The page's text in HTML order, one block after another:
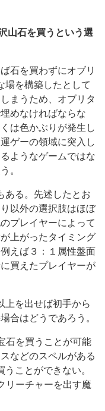
山石を買うという選
石を買わずにオブリ
場を構築したとして
まうため、オブリタ
めなければならな
は色かぶりが発生し
ゲーの領域に突入し
ようなゲームではな
。
ある。先述したとお
以外の選択肢はほぼ
プレイヤーによって
上がったタイミング
えば３：１属性盤面
買えたプレイヤーが
上を出せば初手から
合はどうであろう。
石を買うことが可能
などのスペルがある
ことができない。
リーチャーを出す魔